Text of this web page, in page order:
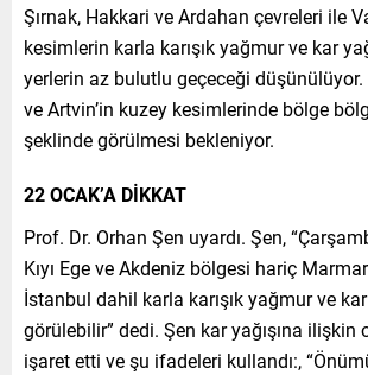
Şırnak, Hakkari ve Ardahan çevreleri ile
kesimlerin karla karışık yağmur ve kar
yerlerin az bulutlu geçeceği düşünülüyor.
ve Artvin’in kuzey kesimlerinde bölge
şeklinde görülmesi bekleniyor.
22 OCAK’A DİKKAT
Prof. Dr. Orhan Şen uyardı. Şen,
Kıyı Ege ve Akdeniz bölgesi hariç
İstanbul dahil karla karışık yağmur ve kar
görülebilir” dedi. Şen kar yağışına ilişkin
işaret etti ve şu ifadeleri kullandı:,